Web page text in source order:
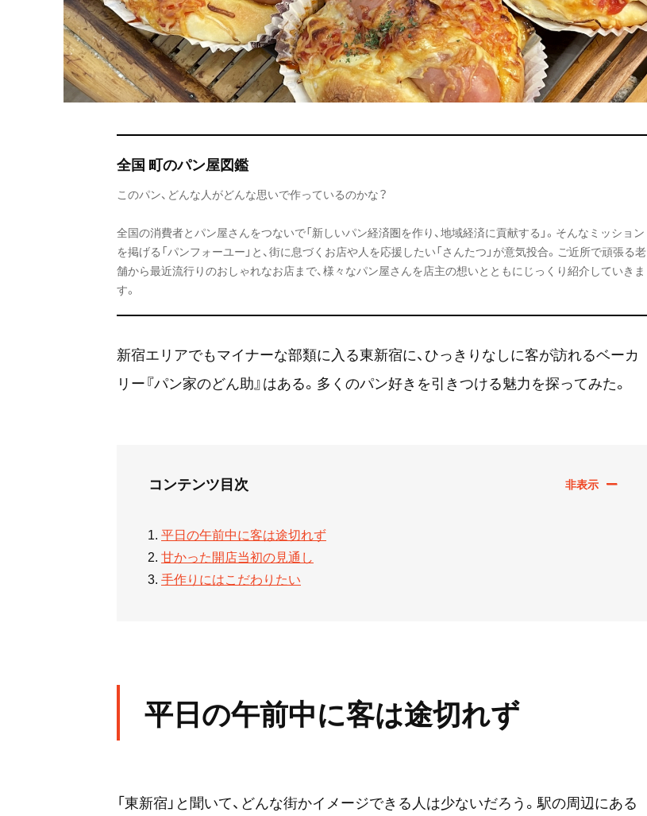
全国 町のパン屋図鑑
このパン、どんな人がどんな思いで作っているのかな？
全国の消費者とパン屋さんをつないで「新しいパン経済圏を作り、地域経済に貢献する」。そんなミッション
を掲げる「パンフォーユー」と、街に息づくお店や人を応援したい「さんたつ」が意気投合。ご近所で頑張る老
舗から最近流行りのおしゃれなお店まで、様々なパン屋さんを店主の想いとともにじっくり紹介していきま
す。
新宿エリアでもマイナーな部類に入る東新宿に、ひっきりなしに客が訪れるベーカ
リー『パン家のどん助』はある。多くのパン好きを引きつける魅力を探ってみた。
コンテンツ目次
平日の午前中に客は途切れず
甘かった開店当初の見通し
手作りにはこだわりたい
平日の午前中に客は途切れず
「東新宿」と聞いて、どんな街かイメージできる人は少ないだろう。駅の周辺にある